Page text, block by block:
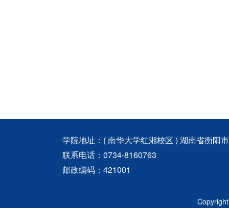
学院地址：( 南华大学红湘校区 ) 湖南省衡阳
联系电话：0734-8160763
邮政编码：421001